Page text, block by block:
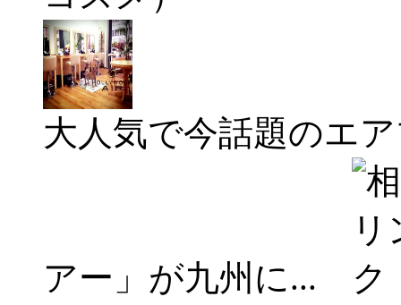
大人気で今話題のエ
アー」が九州に...